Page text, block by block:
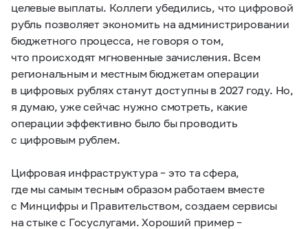
целевые выплаты. Коллеги убедились, что цифровой
рубль позволяет экономить на администрировании
бюджетного процесса, не говоря о том,
что происходят мгновенные зачисления. Всем
региональным и местным бюджетам операции
в цифровых рублях станут доступны в 2027 году. Но,
я думаю, уже сейчас нужно смотреть, какие
операции эффективно было бы проводить
с цифровым рублем.
Цифровая инфраструктура – это та сфера,
где мы самым тесным образом работаем вместе
с Минцифры и Правительством, создаем сервисы
на стыке с Госуслугами. Хороший пример –